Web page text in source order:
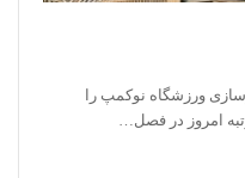
ورزشگاه نوکمپ را
امروز در فصل…